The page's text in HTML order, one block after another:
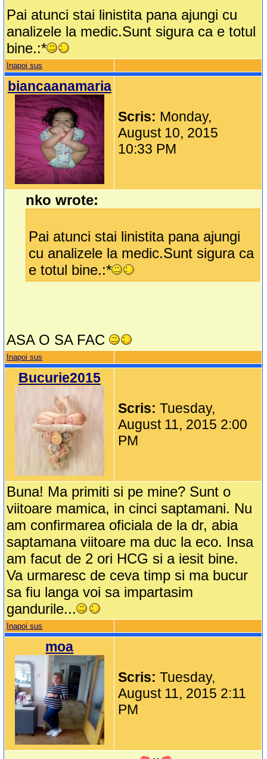
Pai atunci stai linistita pana ajungi cu
analizele la medic.Sunt sigura ca e totul
bine.:*
Inapoi sus
biancaanamaria
Scris: Monday,
August 10, 2015
10:33 PM
nko wrote:
Pai atunci stai linistita pana ajungi
cu analizele la medic.Sunt sigura ca
e totul bine.:*
ASA O SA FAC
Inapoi sus
Bucurie2015
Scris:Tuesday,
August 11, 2015 2:00
PM
Buna! Ma primiti si pe mine? Sunt o
viitoare mamica, in cinci saptamani. Nu
am confirmarea oficiala de la dr, abia
saptamana viitoare ma duc la eco. Insa
am facut de 2 ori HCG si a iesit bine.
Va urmaresc de ceva timp si ma bucur
sa fiu langa voi sa impartasim
gandurile...
Inapoi sus
moa
Scris:Tuesday,
August 11, 2015 2:11
PM